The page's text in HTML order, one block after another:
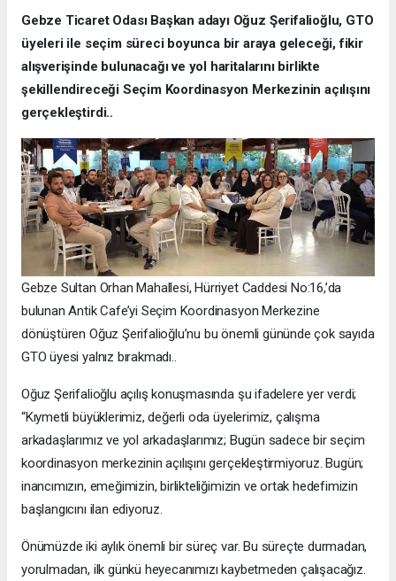
Gebze Ticaret Odası Başkan adayı Oğuz Şerifalioğlu, GTO
üyeleri ile seçim süreci boyunca bir araya geleceği, fikir
alışverişinde bulunacağı ve yol haritalarını birlikte
şekillendireceği Seçim Koordinasyon Merkezinin açılışını
gerçekleştirdi..
Gebze Sultan Orhan Mahallesi, Hürriyet Caddesi No:16,’da
bulunan Antik Cafe’yi Seçim Koordinasyon Merkezine
dönüştüren Oğuz Şerifalioğlu’nu bu önemli gününde çok sayıda
GTO üyesi yalnız bırakmadı..
Oğuz Şerifalioğlu açılış konuşmasında şu ifadelere yer verdi;
“Kıymetli büyüklerimiz, değerli oda üyelerimiz, çalışma
arkadaşlarımız ve yol arkadaşlarımız; Bugün sadece bir seçim
koordinasyon merkezinin açılışını gerçekleştirmiyoruz. Bugün;
inancımızın, emeğimizin, birlikteliğimizin ve ortak hedefimizin
başlangıcını ilan ediyoruz.
Önümüzde iki aylık önemli bir süreç var. Bu süreçte durmadan,
yorulmadan, ilk günkü heyecanımızı kaybetmeden çalışacağız.